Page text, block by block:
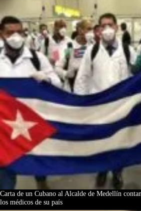
Carta de un Cubano al Alcalde de Medellín
los médicos de su país